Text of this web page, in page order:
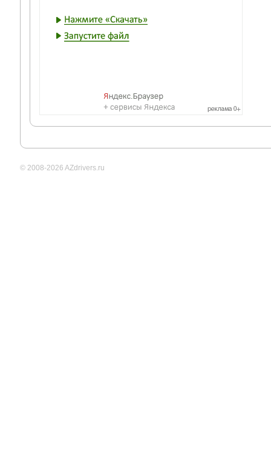
© 2008-2026 AZdrivers.ru